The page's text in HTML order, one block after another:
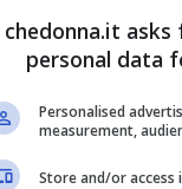
di un
pianta
non ne
perfetta,
chedonna.it
personal data
Personalised
measurement,
Store and/or